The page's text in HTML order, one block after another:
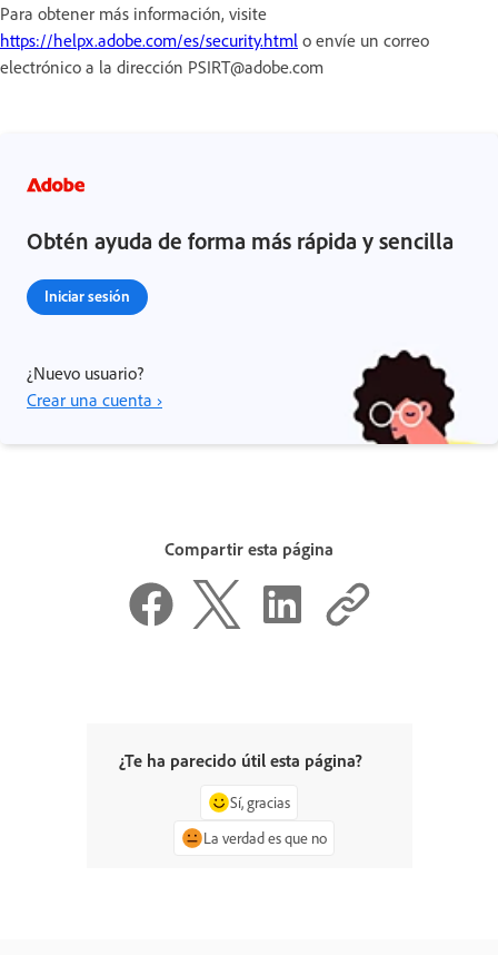
Para obtener más información, visite
https://helpx.adobe.com/es/security.html o envíe un correo
electrónico a la dirección PSIRT@adobe.com
Obtén ayuda de forma más rápida y sencilla
Iniciar sesión
¿Nuevo usuario?
Crear una cuenta ›
Compartir esta página
¿Te ha parecido útil esta página?
Sí, gracias
La verdad es que no